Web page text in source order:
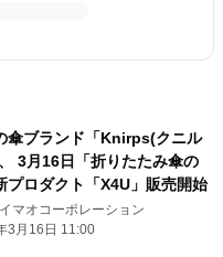
傘ブランド「Knirps(クニル
3月16日「折りたたみ傘の
プロダクト「X4U」販売開始
マオコーポレーション
3月16日 11:00